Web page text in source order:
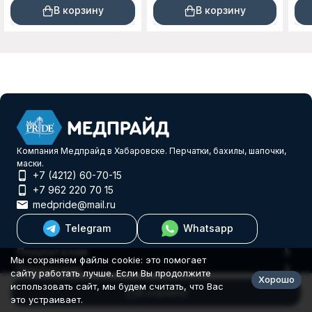
В корзину
100шт
В корзину В корзину
Компания Медпрайд в Хабаровске. Перчатки, бахилы, шапочки,
маски.
+7 (4212) 60-70-15
+7 962 220 70 15
medpride@mail.ru
Telegram
Whatsapp
Покупателям
Покупателю
© 2026 Еврогифт
Мы сохраняем файлы cookie: это помогает
сайту работать лучше. Если Вы продолжите
использовать сайт, мы будем считать, что Вас
это устраивает.
Хорошо